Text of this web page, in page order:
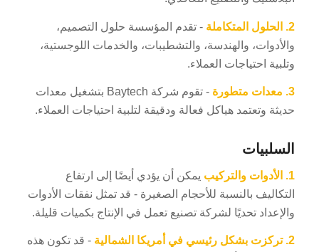
2. الحلول المتكاملة - تقدم المؤسسة حلول التصميم،
والأدوات، والهندسة، والتشطيبات، والخدمات اللوجستية،
وتلبية احتياجات العملاء.
3. معدات متطورة
- تقوم شركة Baytech بتشغيل معدات
حديثة وتعتمد هياكل فعالة ودقيقة لتلبية احتياجات العملاء.
السلبيات
1. الأدوات والتركيب يمكن أن يؤدي أيضًا إلى ارتفاع
التكاليف بالنسبة للأحجام الصغيرة - قد تمثل نفقات الأدوات
والإعداد تحديًا لشركة تصنيع تعمل في الإنتاج بكميات قليلة.
2. تركزت بشكل رئيسي في أمريكا الشمالية - قد تكون هذه